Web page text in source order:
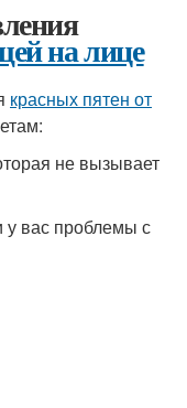
на лице
красных пятен от
не вызывает
у вас проблемы с